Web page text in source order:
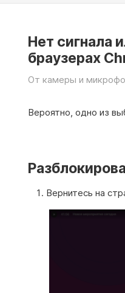
Нет сигнала
браузерах
От камеры и
Вероятно, одно из
Вернитесь на